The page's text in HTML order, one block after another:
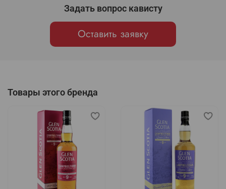
Задать вопрос кависту
Оставить заявку
Товары этого бренда